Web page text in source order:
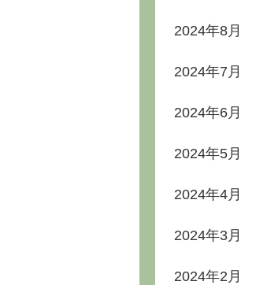
2024年8月
2024年7月
2024年6月
2024年5月
2024年4月
2024年3月
2024年2月